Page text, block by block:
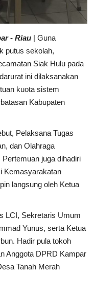
- Riau | Guna
putus sekolah,
Siak Hulu pada
ini dilaksanakan
kuota sistem
Kabupaten
Pelaksana Tugas
dan Olahraga
juga dihadiri
Kemasyarakatan
langsung oleh Ketua
LCI, Sekretaris Umum
Yunus, serta Ketua
Hadir pula tokoh
Anggota DPRD Kampar
Tanah Merah